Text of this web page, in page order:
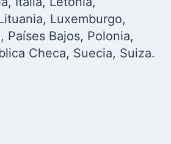
Luxemburgo,
Países Bajos, Polonia,
Checa, Suecia, Suiza.